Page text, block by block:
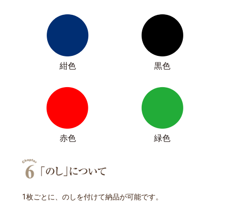
紺色 黒色
赤色 緑色
1枚ごとに、のしを付けて納品が可能です。